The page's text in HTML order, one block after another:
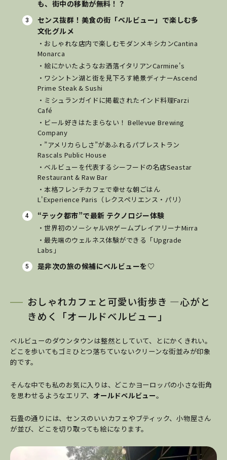
も、街中の移動が無料！？
センス抜群！美食の街「ベルビュー」で楽しむ多
文化グルメ
・おしゃれな店内で楽しむモダンメキシカンCantina
Monarca
・絵にかいたようなお洒落イタリアンCarmine's
・ ワシントン湖と街を見下ろす絶景ディナーAscend
Prime Steak & Sushi
・ミシュランガイドに掲載されたインド料理Farzi
Café
・ビール好きはたまらない！ Bellevue Brewing
Company
・”アメリカらしさ”があふれるパブレストラン
Rascals Public House
・ベルビューを代表するシーフードの名店Seastar
Restaurant & Raw Bar
・本格フレンチカフェで幸せな朝ごはん
L'Experience Paris（レクスペリエンス・パリ）
“テック都市”で最新 テクノロジー体験
・世界初のソーシャルVRゲームプレイアリーナMirra
・最先端のウェルネス体験ができる「Upgrade
Labs」
是非次の旅の候補にベルビューを♡
おしゃれカフェと可愛い街歩き ―心がと
きめく「オールドベルビュー」
ベルビューのダウンタウンは整然としていて、とにかくきれい。
どこを歩いてもゴミひとつ落ちていないクリーンな街並みが印象
的です。
そんな中でも私のお気に入りは、どこかヨーロッパの小さな街角
を思わせるようなエリア、 オールドベルビュー。
石畳の通りには、センスのいいカフェやブティック、小物屋さん
が並び、どこを切り取っても絵になります。